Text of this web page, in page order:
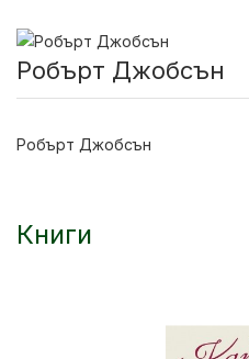
Робърт Джобсън
Робърт Джобсън
Книги